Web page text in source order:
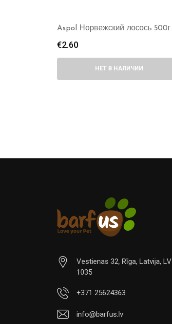
Aspol Норвежский лосось 500г
€2.60
НЕТ В НАЛИЧИИ
Vestienas 32, Rīga, Latvija, LV
1035
+371 25624363
info@barfus.lv